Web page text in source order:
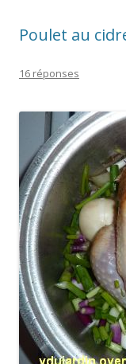
Poulet au
16 réponses